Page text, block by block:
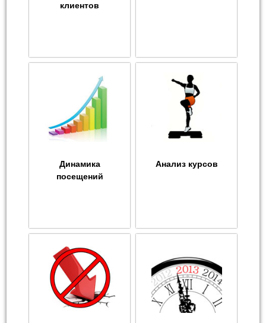
клиентов
Динамика
посещений
Анализ курсов